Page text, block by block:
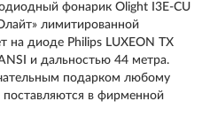
фонарик Olight I3E-CU
лимитированной
на диоде Philips LUXEON TX
и дальностью 44 метра.
подарком любому
в фирменной